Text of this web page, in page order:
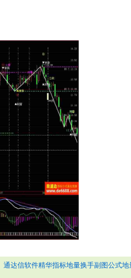
通达信软件精华指标地量换手副图公式地